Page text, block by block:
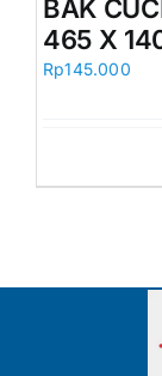
BAK
465 X
Rp145.000